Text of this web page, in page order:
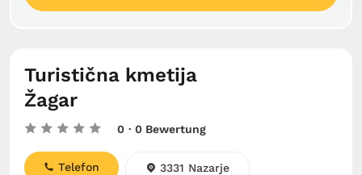
Turistična kmetija
Žagar
0 · 0 Bewertung
Telefon 3331 Nazarje